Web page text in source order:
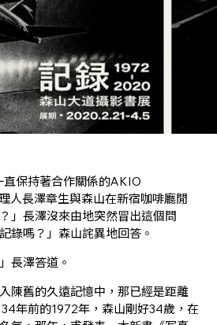
保持著合作關係的AKIO
人長澤章生與森山在新宿咖啡廳閒
」長澤沒來由地突然冒出這個問
嗎？」森山詫異地回答。
長澤答道。
陳舊的久遠記憶中，那已經是距離
年前的1972年，森山剛好34歲，在